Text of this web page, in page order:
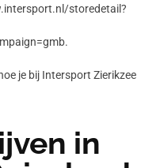
storedetail?
je bij Intersport Zierikzee
in